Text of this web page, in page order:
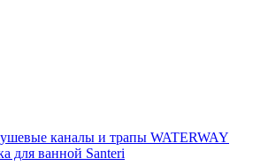
каналы и трапы WATERWAY
для ванной Santeri